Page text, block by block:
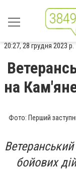
20:27, 28 грудня 2023 р.
на
Фото: Перший
бойових